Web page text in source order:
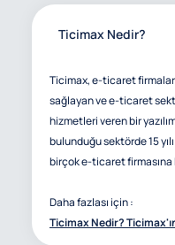
Ticimax Nedir?
Ticimax, e-ticaret
sağlayan ve e-ticaret
hizmetleri veren bir
bulunduğu sektörde 15
birçok e-ticaret
Daha fazlası için :
Ticimax Nedir?